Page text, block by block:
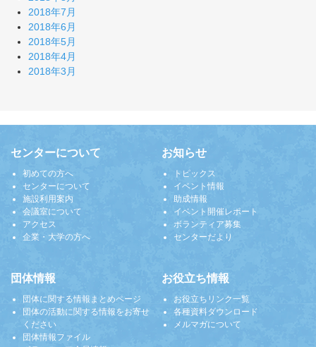
2018年7月
2018年6月
2018年5月
2018年4月
2018年3月
センターについて
初めての方へ
センターについて
施設利用案内
会議室について
アクセス
企業・大学の方へ
お知らせ
トピックス
イベント情報
助成情報
イベント開催レポート
ボランティア募集
センターだより
団体情報
団体に関する情報まとめページ
団体の活動に関する情報をお寄せ
ください
団体情報ファイル
お役立ち情報
お役立ちリンク一覧
各種資料ダウンロード
メルマガについて